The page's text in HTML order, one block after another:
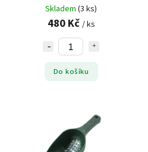
Skladem (3 ks)
480 Kč / ks
Do košíku